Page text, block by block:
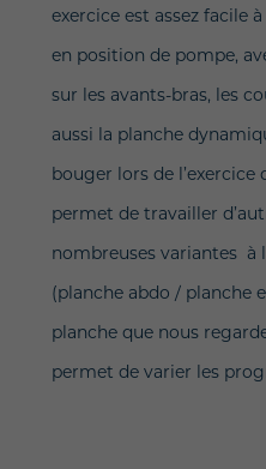
exercice est assez facile
en position de pompe,
sur les avants-bras, les
aussi la planche
bouger lors de l’exercice
permet de travailler
nombreuses variantes à
(planche abdo / planche
planche que nous
permet de varier les